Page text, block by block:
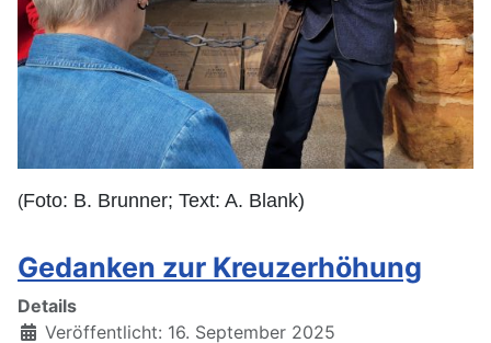
(Foto: B. Brunner; Text: A. Blank)
Gedanken zur Kreuzerhöhung
Details
Veröffentlicht: 16. September 2025